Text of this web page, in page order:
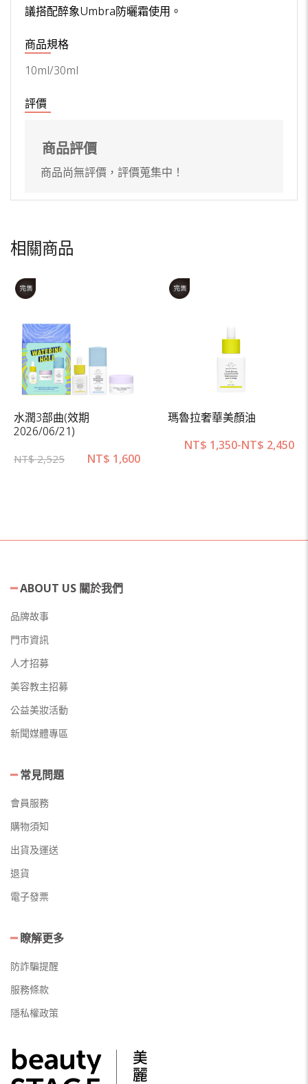
議搭配醉象Umbra防曬霜使用。
商品規格
10ml/30ml
評價
商品評價
商品尚無評價，評價蒐集中！
相關商品
水潤3部曲(效期
2026/06/21)
NT$2,525 NT$ 1,600
瑪魯拉奢華美顏油
NT$ 1,350-NT$ 2,450
ABOUT US 關於我們
品牌故事
門市資訊
人才招募
美容教主招募
公益美妝活動
新聞媒體專區
常見問題
會員服務
購物須知
出貨及運送
退貨
電子發票
瞭解更多
防詐騙提醒
服務條款
隱私權政策